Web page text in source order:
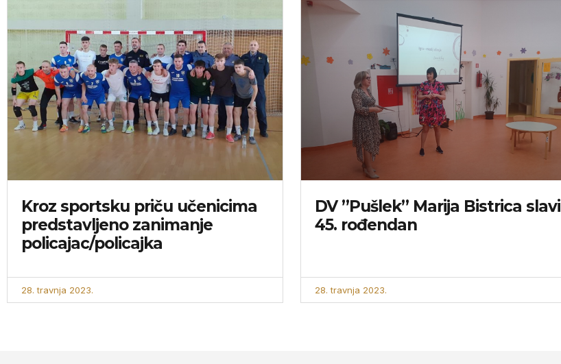
Kroz sportsku priču učenicima
predstavljeno zanimanje
policajac/policajka
28. travnja 2023.
DV ”Pušlek” Marija Bistrica slavi
45. rođendan
28. travnja 2023.